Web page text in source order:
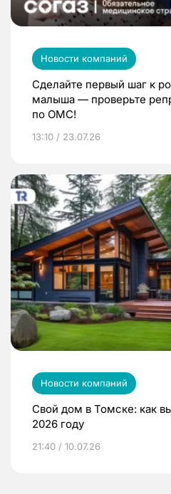
Новости компаний
Сделайте первый шаг к
малыша — проверьте
по ОМС!
13:10 / 23.07.26
Новости компаний
Свой дом в Томске: как
2026 году
21:40 / 10.07.26